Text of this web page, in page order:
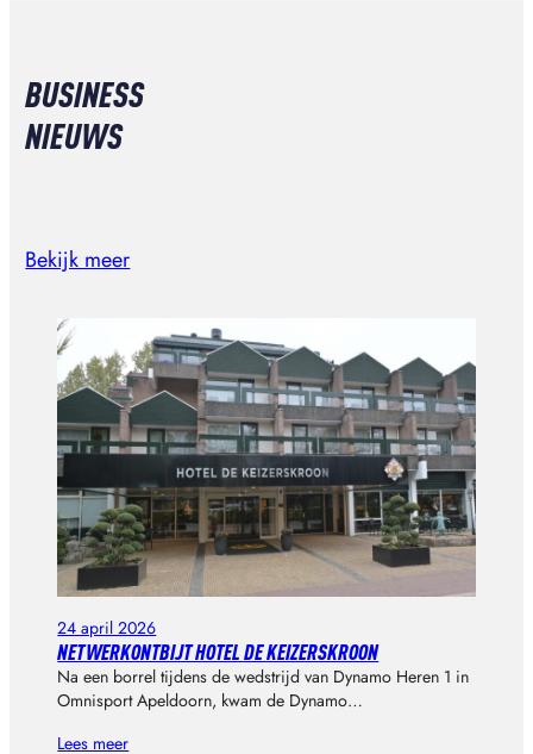
BUSINESS
NIEUWS
Bekijk meer
24 april 2026
NETWERKONTBIJT HOTEL DE KEIZERSKROON
Na een borrel tijdens de wedstrijd van Dynamo Heren 1 in
Omnisport Apeldoorn, kwam de Dynamo…
Lees meer